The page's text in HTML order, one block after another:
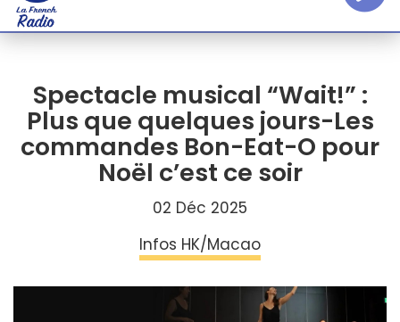
Spectacle musical “Wait!” :
Plus que quelques jours-Les
commandes Bon-Eat-O pour
Noël c’est ce soir
02 Déc 2025
Infos HK/Macao